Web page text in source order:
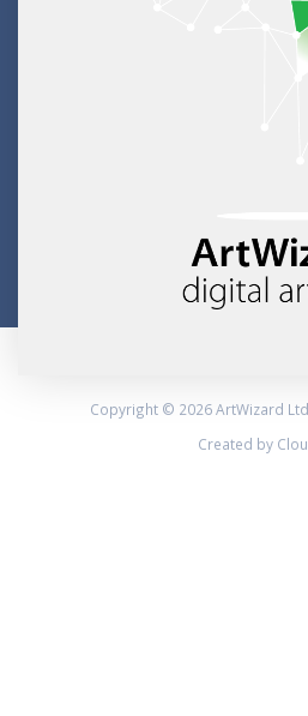
Copyright © 2026 ArtWizard
Created by